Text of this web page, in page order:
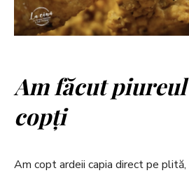
Am făcut
copți
Am copt ardeii capia direct pe plită,